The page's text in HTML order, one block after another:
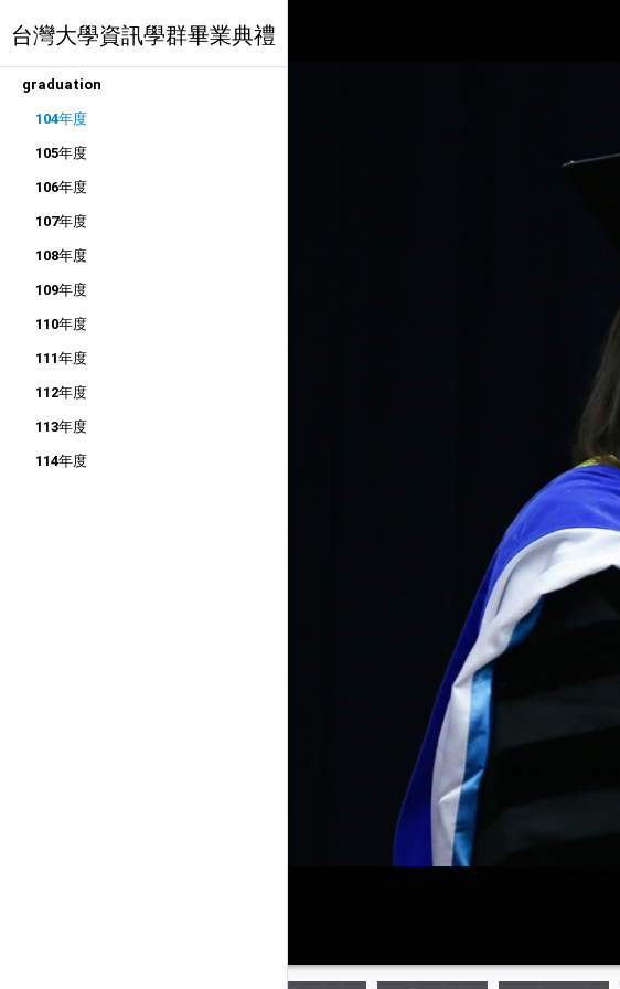
台灣大學資訊學群畢業典禮
graduation
104年度
105年度
106年度
107年度
108年度
109年度
110年度
111年度
112年度
113年度
114年度